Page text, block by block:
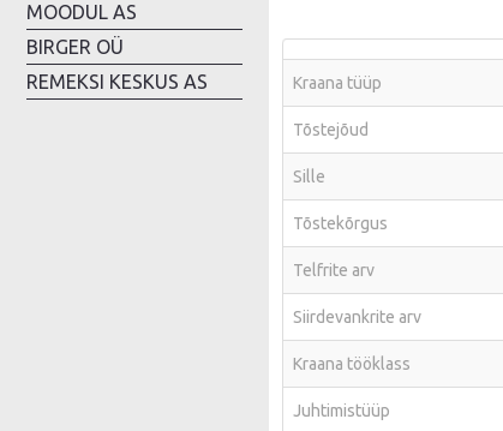
MOODUL AS
BIRGER OÜ
REMEKSI KESKUS AS
Kraana tüüp
Tõstejõud
Sille
Tõstekõrgus
Telfrite arv
Siirdevankrite arv
Kraana tööklass
Juhtimistüüp